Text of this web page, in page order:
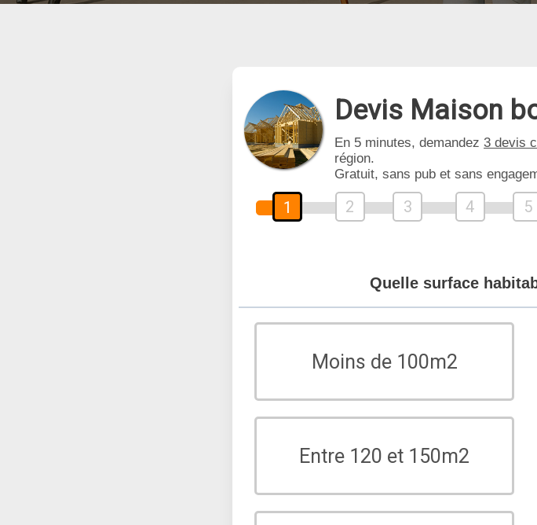
Devis Maison
En 5 minutes, demandez 3 devis
région.
Gratuit, sans pub et sans
1 2 3 4 5
Quelle surface
Moins de 100m2
Entre 120 et 150m2